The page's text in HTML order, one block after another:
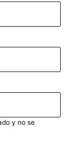
y no se